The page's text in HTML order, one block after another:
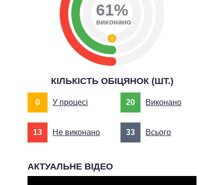
0
61%
виконано
КІЛЬКІСТЬ ОБІЦЯНОК (ШТ.)
0 У процесі 20 Виконано
13 Не виконано 33 Всього
АКТУАЛЬНЕ ВІДЕО